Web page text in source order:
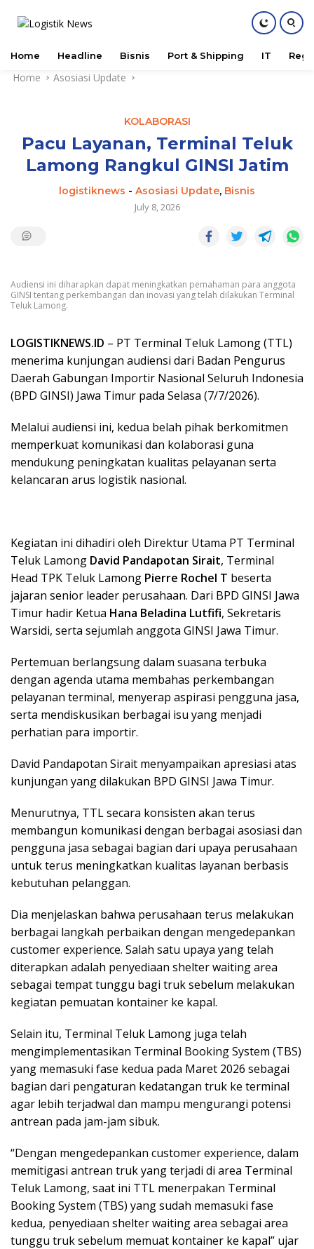
Skip
Home Headline Bisnis Port & Shipping IT
Home Asosiasi Update
KOLABORASI
Pacu Layanan, Terminal Teluk
Lamong Rangkul GINSI Jatim
logistiknews - Asosiasi Update, Bisnis
July 8, 2026
Audiensi ini diharapkan dapat meningkatkan pemahaman para anggota
GINSI tentang perkembangan dan inovasi yang telah dilakukan Terminal
Teluk Lamong.
LOGISTIKNEWS.ID – PT Terminal Teluk Lamong (TTL)
menerima kunjungan audiensi dari Badan Pengurus
Daerah Gabungan Importir Nasional Seluruh Indonesia
(BPD GINSI) Jawa Timur pada Selasa (7/7/2026).
Melalui audiensi ini, kedua belah pihak berkomitmen
memperkuat komunikasi dan kolaborasi guna
mendukung peningkatan kualitas pelayanan serta
kelancaran arus logistik nasional.
Kegiatan ini dihadiri oleh Direktur Utama PT Terminal
Teluk Lamong David Pandapotan Sirait, Terminal
Head TPK Teluk Lamong Pierre Rochel T beserta
jajaran senior leader perusahaan. Dari BPD GINSI Jawa
Timur hadir Ketua Hana Beladina Lutfifi, Sekretaris
Warsidi, serta sejumlah anggota GINSI Jawa Timur.
Pertemuan berlangsung dalam suasana terbuka
dengan agenda utama membahas perkembangan
pelayanan terminal, menyerap aspirasi pengguna jasa,
serta mendiskusikan berbagai isu yang menjadi
perhatian para importir.
David Pandapotan Sirait menyampaikan apresiasi atas
kunjungan yang dilakukan BPD GINSI Jawa Timur.
Menurutnya, TTL secara konsisten akan terus
membangun komunikasi dengan berbagai asosiasi dan
pengguna jasa sebagai bagian dari upaya perusahaan
untuk terus meningkatkan kualitas layanan berbasis
kebutuhan pelanggan.
Dia menjelaskan bahwa perusahaan terus melakukan
berbagai langkah perbaikan dengan mengedepankan
customer experience. Salah satu upaya yang telah
diterapkan adalah penyediaan shelter waiting area
sebagai tempat tunggu bagi truk sebelum melakukan
kegiatan pemuatan kontainer ke kapal.
Selain itu, Terminal Teluk Lamong juga telah
mengimplementasikan Terminal Booking System (TBS)
yang memasuki fase kedua pada Maret 2026 sebagai
bagian dari pengaturan kedatangan truk ke terminal
agar lebih terjadwal dan mampu mengurangi potensi
antrean pada jam-jam sibuk.
“Dengan mengedepankan customer experience, dalam
memitigasi antrean truk yang terjadi di area Terminal
Teluk Lamong, saat ini TTL menerpakan Terminal
Booking System (TBS) yang sudah memasuki fase
kedua, penyediaan shelter waiting area sebagai area
tunggu truk sebelum memuat kontainer ke kapal” ujar